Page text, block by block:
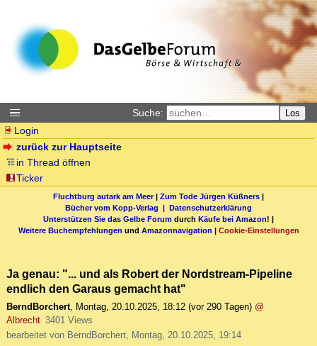
Suche: Los
Login
zurück zur Hauptseite
in Thread öffnen
Ticker
Fluchtburg autark am Meer| Zum Tode Jürgen Küßners |
Bücher vom Kopp-Verlag | Datenschutzerklärung
Unterstützen Sie das Gelbe Forum durch Käufe bei Amazon! |
Weitere Buchempfehlungen und Amazonnavigation | Cookie-Einstellungen
Ja genau: "... und als Robert der Nordstream-Pipeline
endlich den Garaus gemacht hat"
BerndBorchert, Montag, 20.10.2025, 18:12 (vor 290 Tagen) @
Albrecht 3401 Views
bearbeitet von BerndBorchert, Montag, 20.10.2025, 19:14